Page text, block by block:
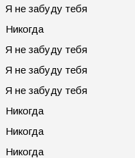
Я не забуду тебя
Никогда
Я не забуду тебя
Я не забуду тебя
Я не забуду тебя
Никогда
Никогда
Никогда